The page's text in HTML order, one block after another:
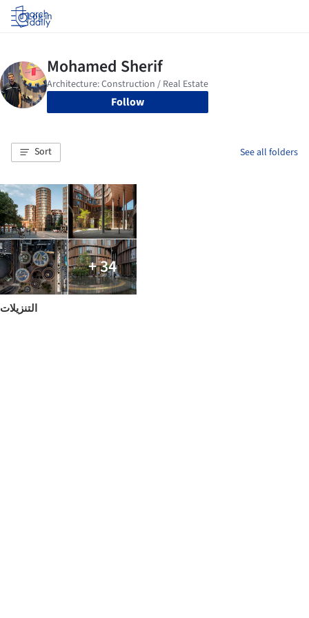
Log in
Follow
Sort See all folders
+ 34
التنزيلات